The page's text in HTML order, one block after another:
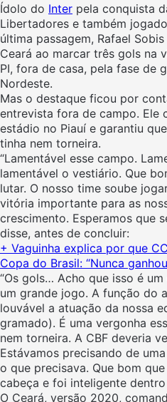
Ídolo do Inter pela conquista
Libertadores e também
última passagem, Rafael
Ceará ao marcar três gols na
PI, fora de casa, pela fase de
Nordeste.
Mas o destaque ficou por
entrevista fora de campo. Ele
estádio no Piauí e garantiu
tinha nem torneira.
“Lamentável esse campo.
lamentável o vestiário. Que
lutar. O nosso time soube
vitória importante para as
crescimento. Esperamos que
disse, antes de concluir:
+ Vaguinha explica por que
Copa do Brasil: “Nunca
“Os gols… Acho que isso é
um grande jogo. A função do
louvável a atuação da nossa
gramado). É uma vergonha
nem torneira. A CBF deveria
Estávamos precisando de
o que precisava. Que bom
cabeça e foi inteligente dentro
O Ceará, versão 2020,